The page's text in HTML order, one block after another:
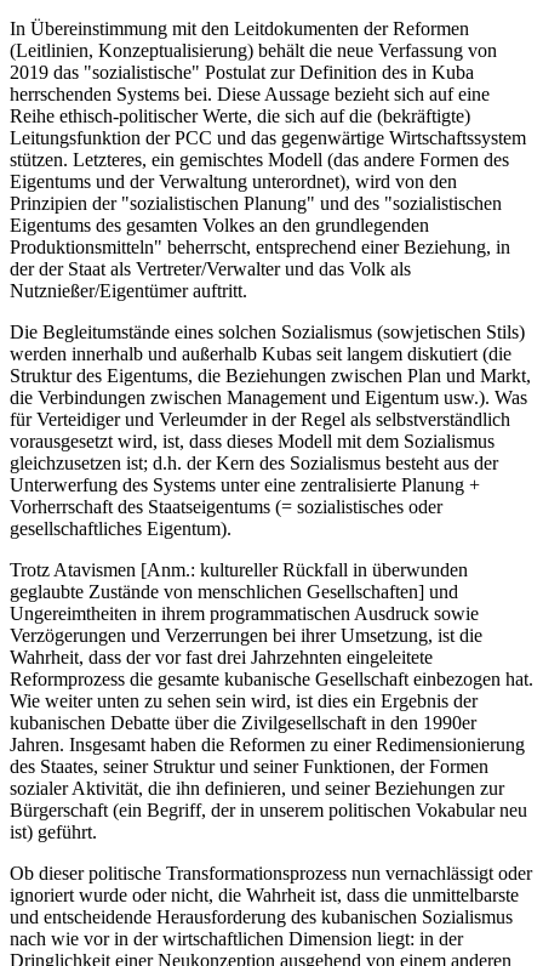
In Übereinstimmung mit den Leitdokumenten der Reformen
(Leitlinien, Konzeptualisierung) behält die neue Verfassung von
2019 das "sozialistische" Postulat zur Definition des in Kuba
herrschenden Systems bei. Diese Aussage bezieht sich auf eine
Reihe ethisch-politischer Werte, die sich auf die (bekräftigte)
Leitungsfunktion der PCC und das gegenwärtige Wirtschaftssystem
stützen. Letzteres, ein gemischtes Modell (das andere Formen des
Eigentums und der Verwaltung unterordnet), wird von den
Prinzipien der "sozialistischen Planung" und des "sozialistischen
Eigentums des gesamten Volkes an den grundlegenden
Produktionsmitteln" beherrscht, entsprechend einer Beziehung, in
der der Staat als Vertreter/Verwalter und das Volk als
Nutznießer/Eigentümer auftritt.
Die Begleitumstände eines solchen Sozialismus (sowjetischen Stils)
werden innerhalb und außerhalb Kubas seit langem diskutiert (die
Struktur des Eigentums, die Beziehungen zwischen Plan und Markt,
die Verbindungen zwischen Management und Eigentum usw.). Was
für Verteidiger und Verleumder in der Regel als selbstverständlich
vorausgesetzt wird, ist, dass dieses Modell mit dem Sozialismus
gleichzusetzen ist; d.h. der Kern des Sozialismus besteht aus der
Unterwerfung des Systems unter eine zentralisierte Planung +
Vorherrschaft des Staatseigentums (= sozialistisches oder
gesellschaftliches Eigentum).
Trotz Atavismen [Anm.: kultureller Rückfall in überwunden
geglaubte Zustände von menschlichen Gesellschaften] und
Ungereimtheiten in ihrem programmatischen Ausdruck sowie
Verzögerungen und Verzerrungen bei ihrer Umsetzung, ist die
Wahrheit, dass der vor fast drei Jahrzehnten eingeleitete
Reformprozess die gesamte kubanische Gesellschaft einbezogen hat.
Wie weiter unten zu sehen sein wird, ist dies ein Ergebnis der
kubanischen Debatte über die Zivilgesellschaft in den 1990er
Jahren. Insgesamt haben die Reformen zu einer Redimensionierung
des Staates, seiner Struktur und seiner Funktionen, der Formen
sozialer Aktivität, die ihn definieren, und seiner Beziehungen zur
Bürgerschaft (ein Begriff, der in unserem politischen Vokabular neu
ist) geführt.
Ob dieser politische Transformationsprozess nun vernachlässigt oder
ignoriert wurde oder nicht, die Wahrheit ist, dass die unmittelbarste
und entscheidende Herausforderung des kubanischen Sozialismus
nach wie vor in der wirtschaftlichen Dimension liegt: in der
Dringlichkeit einer Neukonzeption ausgehend von einem anderen